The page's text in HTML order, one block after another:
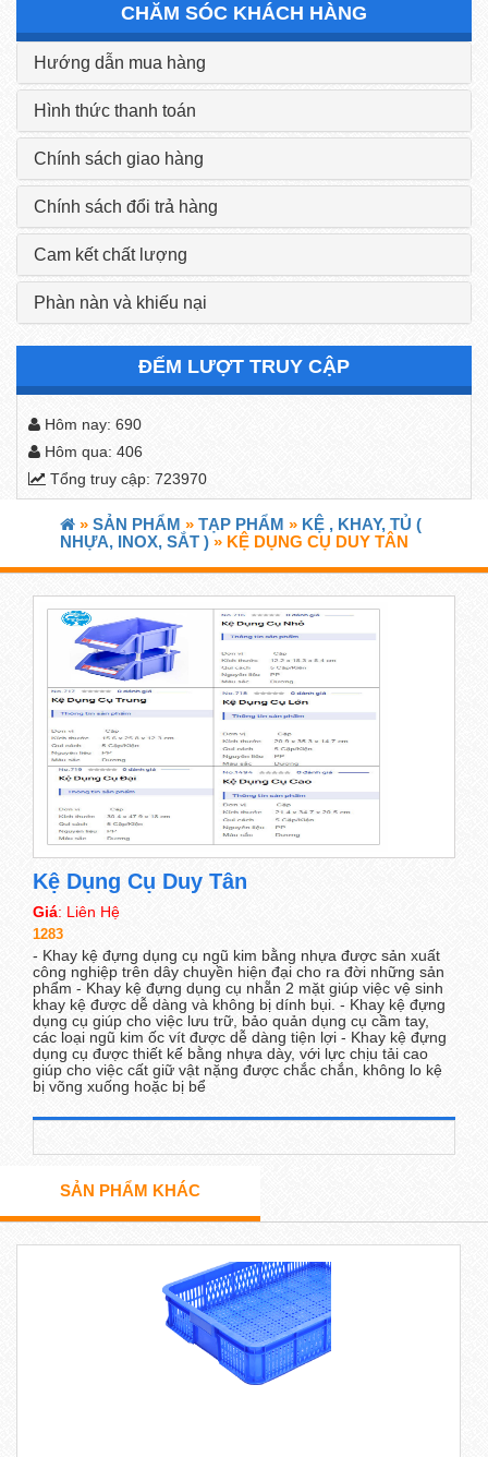
CHĂM SÓC KHÁCH HÀNG
Hướng dẫn mua hàng
Hình thức thanh toán
Chính sách giao hàng
Chính sách đổi trả hàng
Cam kết chất lượng
Phàn nàn và khiếu nại
ĐẾM LƯỢT TRUY CẬP
Hôm nay: 690
Hôm qua: 406
Tổng truy cập: 723970
» SẢN PHẨM » TẠP PHẨM » KỆ , KHAY, TỦ (
NHỰA, INOX, SẮT ) » KỆ DỤNG CỤ DUY TÂN
Kệ Dụng Cụ Duy Tân
Giá: Liên Hệ
1283
- Khay kệ đựng dụng cụ ngũ kim bằng nhựa được sản xuất
công nghiệp trên dây chuyền hiện đại cho ra đời những sản
phẩm - Khay kệ đựng dụng cụ nhẵn 2 mặt giúp việc vệ sinh
khay kệ được dễ dàng và không bị dính bụi. - Khay kệ đựng
dụng cụ giúp cho việc lưu trữ, bảo quản dụng cụ cầm tay,
các loại ngũ kim ốc vít được dễ dàng tiện lợi - Khay kệ đựng
dụng cụ được thiết kế bằng nhựa dày, với lực chịu tải cao
giúp cho việc cất giữ vật nặng được chắc chắn, không lo kệ
bị võng xuống hoặc bị bể
SẢN PHẨM KHÁC